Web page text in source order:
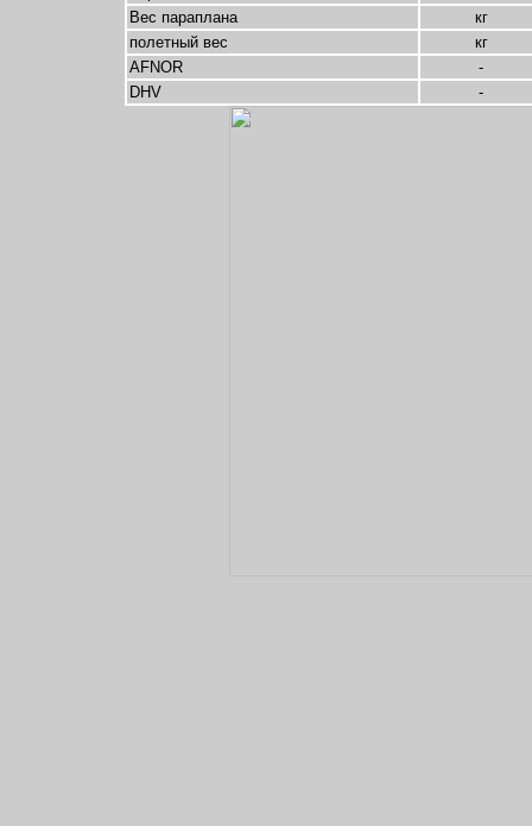
Вес параплана
кг
полетный вес
кг
AFNOR
-
DHV
-